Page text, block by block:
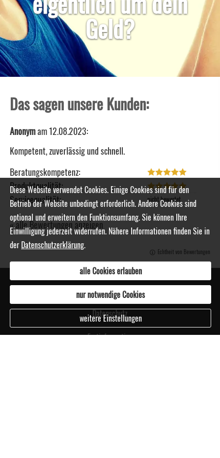
Geld?
Das sagen unsere Kunden:
Anonymam 12.08.2023:
Kompetent, zuverlässig und schnell.
Beratungskompetenz:
Produktqualität:
Servicequalität:
« alle Bewertungen anzeigen
Echtheit von Bewertungen
Impressum
Datenschutz
Erstinformation
Diese Website verwendet Cookies. Einige Cookies sind für den
Betrieb der Website unbedingt erforderlich. Andere Cookies sind
optional und erweitern den Funktionsumfang. Sie können Ihre
Einwilligung jederzeit widerrufen. Nähere Informationen finden Sie in
der Datenschutzerklärung.
alle Cookies erlauben
nur notwendige Cookies
weitere Einstellungen